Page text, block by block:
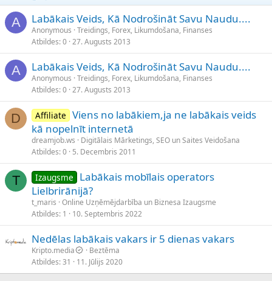
A Labākais Veids, Kā Nodrošināt Savu Naudu....
Anonymous Treidings, Forex, Likumdošana, Finanses
Atbildes 0 27. Augusts 2013
A Labākais Veids, Kā Nodrošināt Savu Naudu....
Anonymous Treidings, Forex, Likumdošana, Finanses
Atbildes 0 27. Augusts 2013
D Affiliate Viens no labākiem,ja ne labākais veids
kā nopelnīt internetā
dreamjob.ws
Digitālais Mārketings, SEO un Saites Veidošana
Atbildes 0 5. Decembris 2011
T Izaugsme
Labākais mobīlais operators
Lielbrirānijā?
t_maris Online Uzņēmējdarbība un Biznesa Izaugsme
Atbildes 1 10. Septembris 2022
Nedēlas labākais vakars ir 5 dienas vakars
Kripto.media
Beztēma
Atbildes 31 11. Jūlijs 2020